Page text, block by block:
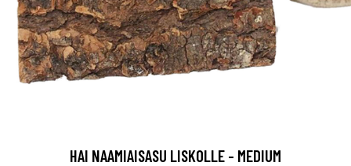
HAI NAAMIAISASU LISKOLLE - MEDIUM